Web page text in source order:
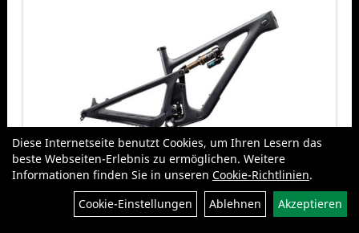
Filter
Yeti SB140 29 T-Series Frame S Raw,
w/FOX Float DPS Factory Raw S
Diese Internetseite benutzt Cookies, um Ihren Lesern das
beste Webseiten-Erlebnis zu ermöglichen. Weitere
Informationen finden Sie in unseren Cookie-Richtlinien.
Cookie-Einstellungen
Ablehnen Akzeptieren